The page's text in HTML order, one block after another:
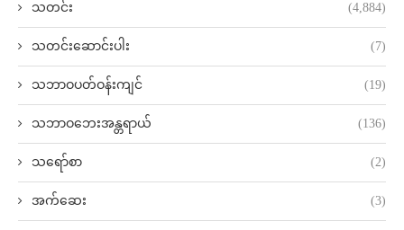
သတင်း (4,884)
သတင်းဆောင်းပါး (7)
သဘာဝပတ်ဝန်းကျင် (19)
သဘာဝဘေးအန္တရာယ် (136)
သရော်စာ (2)
အက်ဆေး (3)